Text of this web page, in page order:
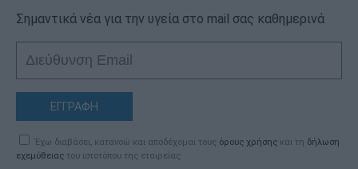
Σημαντικά νέα για την υγεία στο mail σας καθημερινά
ΕΓΓΡΑΦΗ
Έχω διαβάσει, κατανοώ και αποδέχομαι τους όρους χρήσης και τη δήλωση
εχεμύθειας του ιστοτόπου της εταιρείας